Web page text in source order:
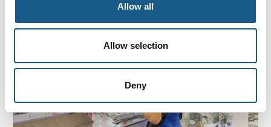
Allow all
Allow selection
Deny